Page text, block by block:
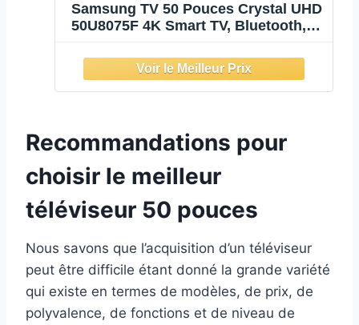
Samsung TV 50 Pouces Crystal UHD
50U8075F 4K Smart TV, Bluetooth,
HDR, Q-Symphony, Knox Security,
Gaming Hub, Bixby, Applications
opérateurs intégrées
Recommandations pour
choisir le meilleur
téléviseur 50 pouces
Nous savons que l’acquisition d’un téléviseur
peut être difficile étant donné la grande variété
qui existe en termes de modèles, de prix, de
polyvalence, de fonctions et de niveau de